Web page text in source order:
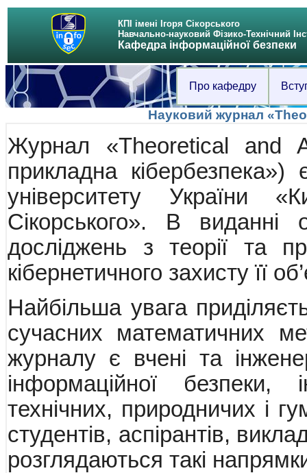
КПІ імені Ігоря Сікорського
Навчально-науковий Фізико-Технічний
Кафедра інформаційної безпеки
Про кафедру
Науковий журнал
Журнал «Theoretical and
прикладна
університету України
Сікорського». В виданні
досліджень з теорії та
кібернетичного захисту її
Найбільша увага
сучасних математичних
журналу є вчені та
інформаційної безпеки,
технічних, природничих і
студентів, аспірантів,
розглядаються такі